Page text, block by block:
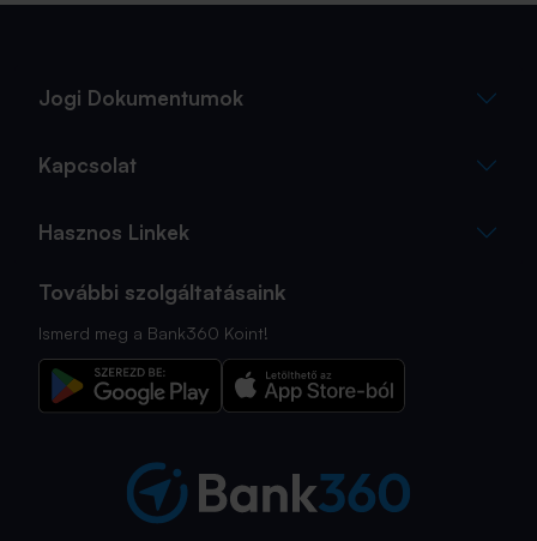
Jogi Dokumentumok
Kapcsolat
Hasznos Linkek
További szolgáltatásaink
Ismerd meg a Bank360 Koint!